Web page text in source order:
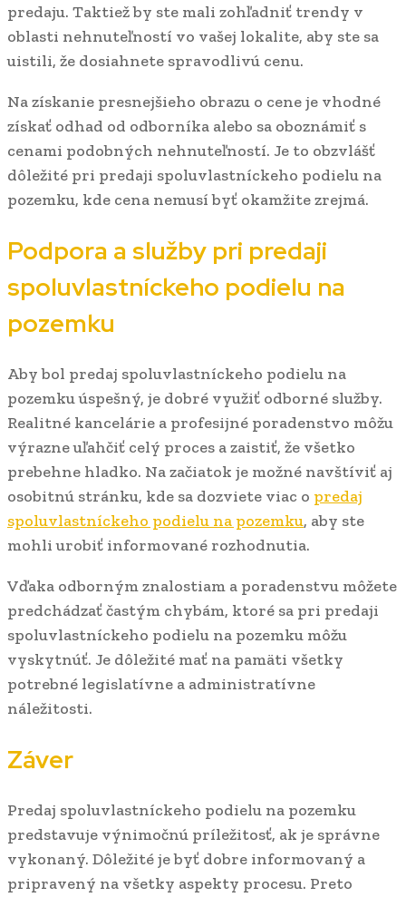
predaju. Taktiež by ste mali zohľadniť trendy v
oblasti nehnuteľností vo vašej lokalite, aby ste sa
uistili, že dosiahnete spravodlivú cenu.
Na získanie presnejšieho obrazu o cene je vhodné
získať odhad od odborníka alebo sa oboznámiť s
cenami podobných nehnuteľností. Je to obzvlášť
dôležité pri predaji spoluvlastníckeho podielu na
pozemku, kde cena nemusí byť okamžite zrejmá.
Podpora a služby pri predaji
spoluvlastníckeho podielu na
pozemku
Aby bol predaj spoluvlastníckeho podielu na
pozemku úspešný, je dobré využiť odborné služby.
Realitné kancelárie a profesijné poradenstvo môžu
výrazne uľahčiť celý proces a zaistiť, že všetko
prebehne hladko. Na začiatok je možné navštíviť aj
osobitnú stránku, kde sa dozviete viac o predaj
spoluvlastníckeho podielu na pozemku, aby ste
mohli urobiť informované rozhodnutia.
Vďaka odborným znalostiam a poradenstvu môžete
predchádzať častým chybám, ktoré sa pri predaji
spoluvlastníckeho podielu na pozemku môžu
vyskytnúť. Je dôležité mať na pamäti všetky
potrebné legislatívne a administratívne
náležitosti.
Záver
Predaj spoluvlastníckeho podielu na pozemku
predstavuje výnimočnú príležitosť, ak je správne
vykonaný. Dôležité je byť dobre informovaný a
pripravený na všetky aspekty procesu. Preto